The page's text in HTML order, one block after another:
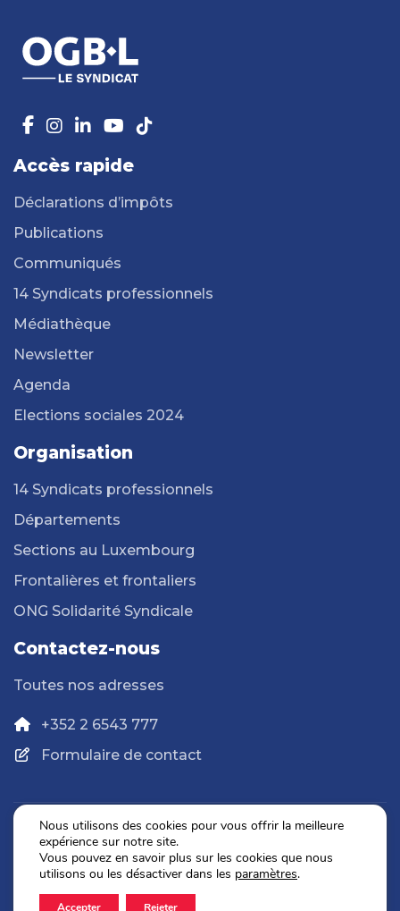
Accès rapide
Déclarations d’impôts
Publications
Communiqués
14 Syndicats professionnels
Médiathèque
Newsletter
Agenda
Elections sociales 2024
Organisation
14 Syndicats professionnels
Départements
Sections au Luxembourg
Frontalières et frontaliers
ONG Solidarité Syndicale
Contactez-nous
Toutes nos adresses
+352 2 6543 777
Formulaire de contact
Politique de confidentialité
Mentions légales
Nous utilisons des cookies pour vous offrir la meilleure
expérience sur notre site.
Vous pouvez en savoir plus sur les cookies que nous
utilisons ou les désactiver dans les paramètres.
Accepter Rejeter